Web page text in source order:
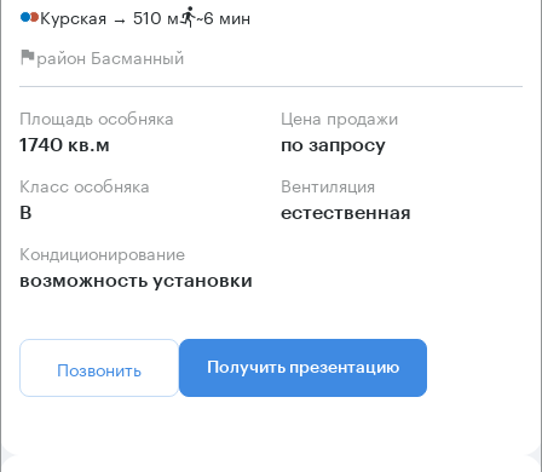
Курская → 510 м ~6 мин
район Басманный
Площадь особняка
1740 кв.м
Цена продажи
по запросу
Класс особняка
B
Вентиляция
естественная
Кондиционирование
возможность установки
Позвонить Получить презентацию